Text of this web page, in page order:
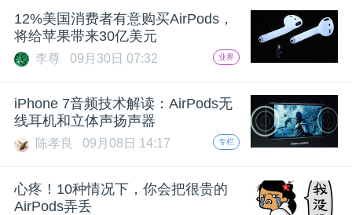
动
中
心
专
12%美国消费者有意购买AirPods，
将给苹果带来30亿美元
李尊 09月30日 07:32 业界
iPhone 7音频技术解读：AirPods无
线耳机和立体声扬声器
陈孝良 09月08日 14:17 专栏
心疼！10种情况下，你会把很贵的
AirPods弄丢